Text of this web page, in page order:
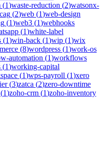
(1)waste-reduction (2)watsonx-
(2)web (1)web-design
(1)web3 (1)webhooks
(1)white-label
(1)win-back (1)wip (1)wix
(8)wordpress (1)work-os
automation (1)workflows
(1)working-capital
(1)wps-payroll (1)xero
(3)zatca (2)zero-downtime
(1)zoho-crm (1)zoho-inventory